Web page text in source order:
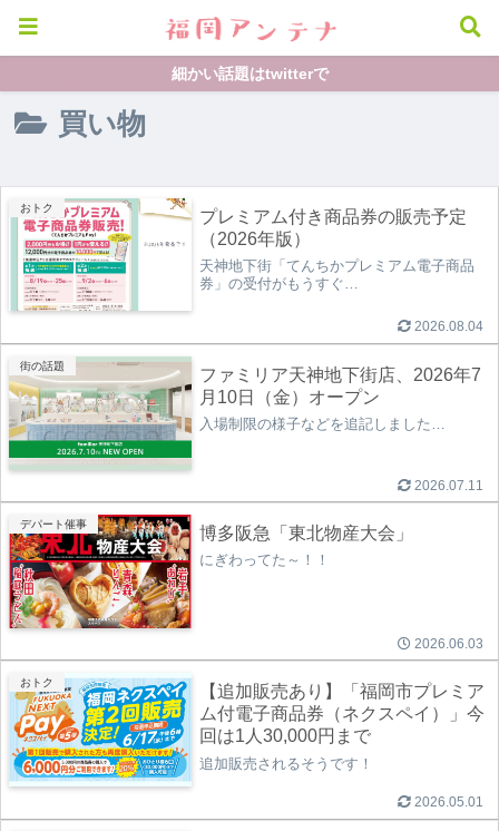
細かい話題はtwitterで
買い物
おトク
プレミアム付き商品券の販売予定
（2026年版）
天神地下街「てんちかプレミアム電子商品
券」の受付がもうすぐ…
2026.08.04
街の話題
ファミリア天神地下街店、2026年7
月10日（金）オープン
入場制限の様子などを追記しました…
2026.07.11
デパート催事 博多阪急「東北物産大会」
にぎわってた～！！
2026.06.03
おトク
【追加販売あり】「福岡市プレミア
ム付電子商品券（ネクスペイ）」今
回は1人30,000円まで
追加販売されるそうです！
2026.05.01